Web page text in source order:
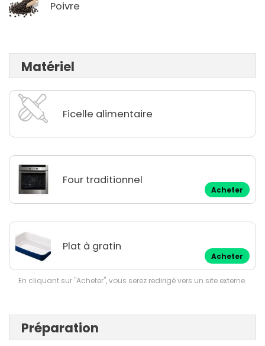
Poivre
Matériel
Ficelle alimentaire
Four traditionnel
Acheter
Plat à gratin
Acheter
En cliquant sur "Acheter", vous serez redirigé vers un site externe.
Préparation